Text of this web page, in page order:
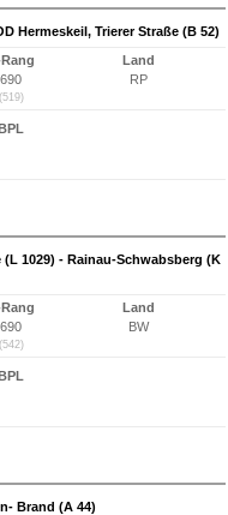
Hermeskeil, Trierer Straße (B 52)
Rang
690
(519)
Land
RP
1029) - Rainau-Schwabsberg (K
Rang
690
(542)
Land
BW
Brand (A 44)